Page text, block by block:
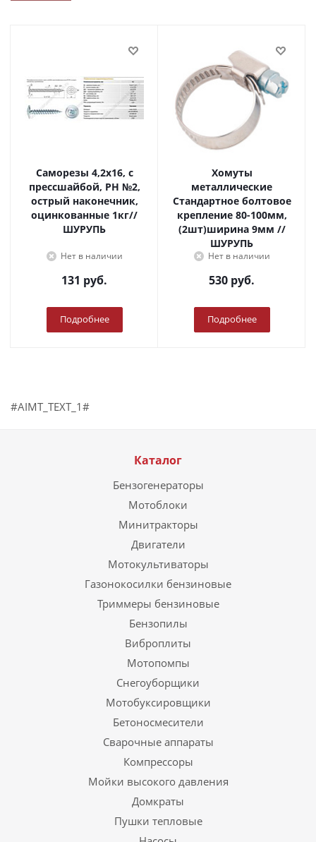
Саморезы 4,2х16, с
прессшайбой, PH №2,
острый наконечник,
оцинкованные 1кг//
ШУРУПЬ
Нет в наличии
131 руб.
Подробнее
Хомуты
металлические
Стандартное болтовое
крепление 80-100мм,
(2шт)ширина 9мм //
ШУРУПЬ
Нет в наличии
530 руб.
Подробнее
#AIMT_TEXT_1#
Каталог
Бензогенераторы
Мотоблоки
Минитракторы
Двигатели
Мотокультиваторы
Газонокосилки бензиновые
Триммеры бензиновые
Бензопилы
Виброплиты
Мотопомпы
Снегоуборщики
Мотобуксировщики
Бетоносмесители
Сварочные аппараты
Компрессоры
Мойки высокого давления
Домкраты
Пушки тепловые